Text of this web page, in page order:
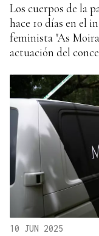
Los cuerpos de la
hace 10 días en el
feminista "As
actuación del
10 JUN 2025